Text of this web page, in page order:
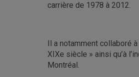
carrière de 1978 à 2012.
Il a notamment collaboré
XIXe siècle » ainsi qu’à
Montréal.